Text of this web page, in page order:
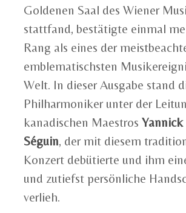
Goldenen Saal des Wiener
stattfand, bestätigte einmal
Rang als eines der
emblematischsten
Welt. In dieser Ausgabe stand
Philharmoniker unter der
kanadischen Maestros
Séguin, der mit diesem
Konzert debütierte und ihm
und zutiefst persönliche
verlieh.